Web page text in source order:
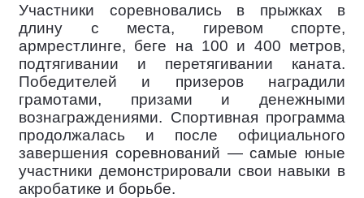
Участники соревновались в прыжках в
длину с места, гиревом спорте,
армрестлинге, беге на 100 и 400 метров,
подтягивании и перетягивании каната.
Победителей и призеров наградили
грамотами, призами и денежными
вознаграждениями. Спортивная программа
продолжалась и после официального
завершения соревнований — самые юные
участники демонстрировали свои навыки в
акробатике и борьбе.